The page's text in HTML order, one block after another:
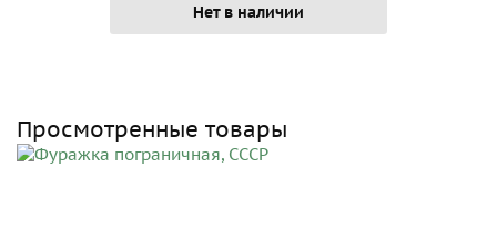
Нет в наличии
Просмотренные товары